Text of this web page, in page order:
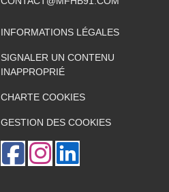
INFORMATIONS LÉGALES
SIGNALER UN CONTENU
INAPPROPRIÉ
CHARTE COOKIES
GESTION DES COOKIES